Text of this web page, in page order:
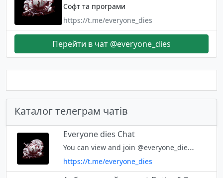
Софт та програми
https://t.me/everyone_dies
Перейти в чат @everyone_dies
Каталог телеграм чатів
Everyone dies Chat
You can view and join @everyone_dies right away.
https://t.me/everyone_dies